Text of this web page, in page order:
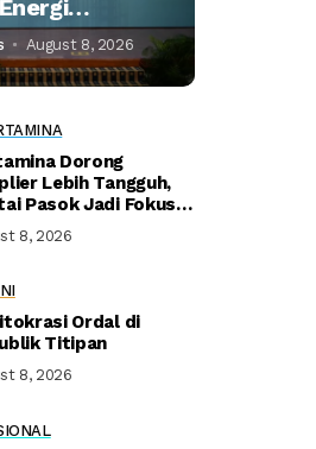
August 8, 2026
Dorong
Lebih Tangguh,
Pasok Jadi Fokus
8, 2026
Ordal di
Titipan
8, 2026